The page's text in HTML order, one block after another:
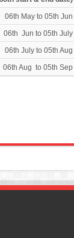
06th May to 05th Jun
06th Jun to 05th July
06th July to 05th Aug
06th Aug to 05th Sep